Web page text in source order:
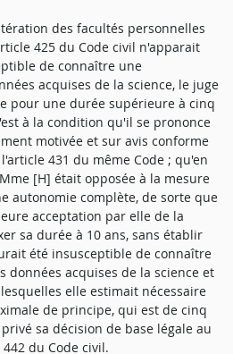
des facultés personnelles
425 du Code civil n'apparait
de connaître une
acquises de la science, le juge
pour une durée supérieure à cinq
à la condition qu'il se prononce
motivée et sur avis conforme
431 du même Code ; qu'en
[H] était opposée à la mesure
autonomie complète, de sorte que
acceptation par elle de la
sa durée à 10 ans, sans établir
été insusceptible de connaître
données acquises de la science et
elle estimait nécessaire
de principe, qui est de cinq
sa décision de base légale au
du Code civil.